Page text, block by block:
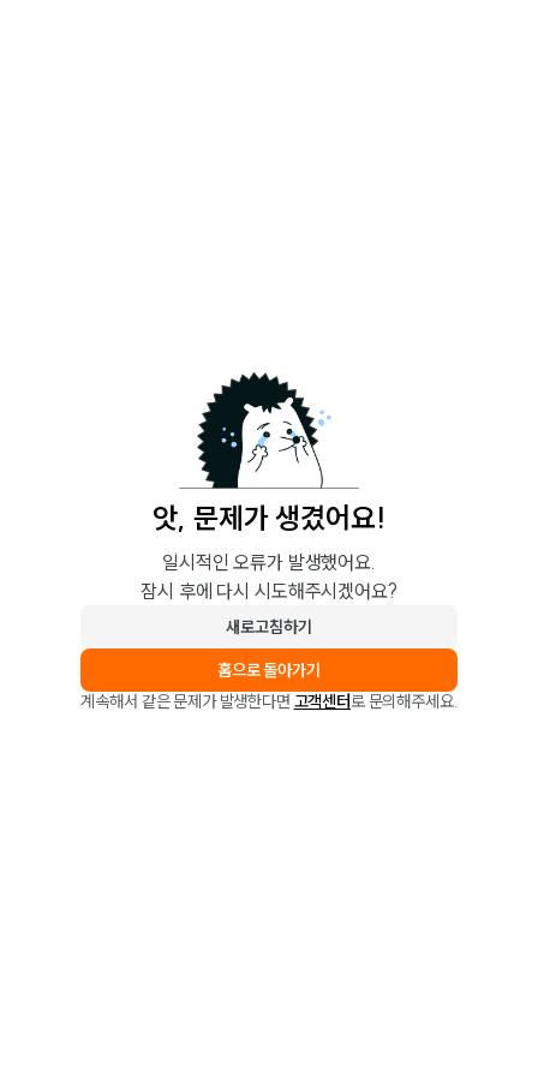
앗, 문제가 생겼어요!
일시적인 오류가 발생했어요.
잠시 후에 다시 시도해주시겠어요?
새로고침하기
홈으로 돌아가기
계속해서 같은 문제가 발생한다면 고객센터로 문의해주세요.